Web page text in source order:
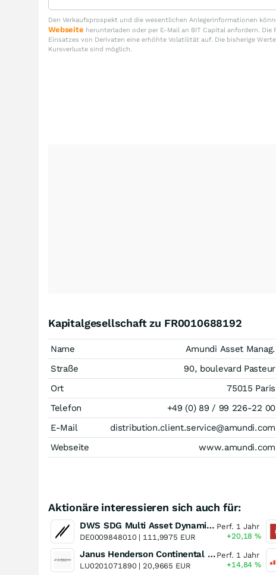
Den Verkaufsprospekt und die wesentlichen Anlegerinformationen
Webseite herunterladen oder per E-Mail an BIT Capital anfordern.
Einsatzes von Derivaten eine erhöhte Volatilität auf. Die bisherige
Kursverluste sind möglich.
Kapitalgesellschaft zu FR0010688192
Name
Amundi Asset Manag.
Straße
90, boulevard Pasteur
Ort
75015 Paris
Telefon
+49 (0) 89 / 99 226-22 00
E-Mail
distribution.client.service@amundi.com
Webseite
www.amundi.com
Aktionäre interessieren sich auch für:
DWS SDG Multi Asset Dynamic LC
DE0009848010 | 111,9975 EUR
Perf. 1 Jahr
+20,18%
Janus Henderson Continental European Fund A2 EUR
LU0201071890 | 20,9665 EUR
Perf. 1 Jahr
+14,84%